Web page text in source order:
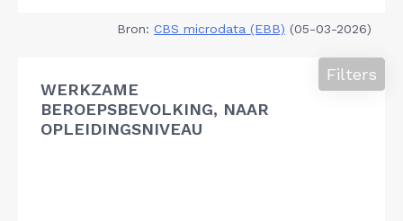
Bron: CBS microdata (EBB) (05-03-2026)
WERKZAME
BEROEPSBEVOLKING, NAAR
OPLEIDINGSNIVEAU
Filters